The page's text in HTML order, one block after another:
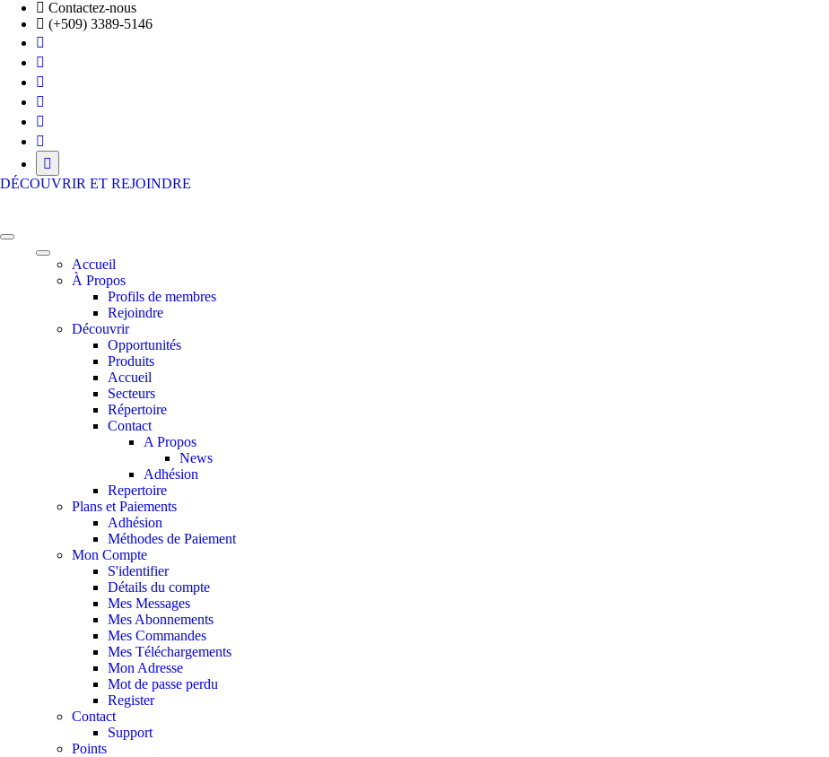
Skip
content
Contactez-nous
(+509) 3389-5146
DÉCOUVRIR ET REJOINDRE
Accueil
À Propos
Profils de membres
Rejoindre
Découvrir
Opportunités
Produits
Accueil
Secteurs
Répertoire
Contact
A Propos
News
Adhésion
Repertoire
Plans et Paiements
Adhésion
Méthodes de Paiement
Mon Compte
S'identifier
Détails du compte
Mes Messages
Mes Abonnements
Mes Commandes
Mes Téléchargements
Mon Adresse
Mot de passe perdu
Register
Contact
Support
Points